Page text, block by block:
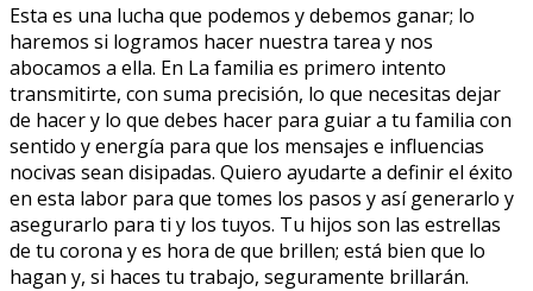
Esta es una lucha que podemos y debemos ganar; lo
haremos si logramos hacer nuestra tarea y nos
abocamos a ella. En La familia es primero intento
transmitirte, con suma precisión, lo que necesitas dejar
de hacer y lo que debes hacer para guiar a tu familia con
sentido y energía para que los mensajes e influencias
nocivas sean disipadas. Quiero ayudarte a definir el éxito
en esta labor para que tomes los pasos y así generarlo y
asegurarlo para ti y los tuyos. Tu hijos son las estrellas
de tu corona y es hora de que brillen; está bien que lo
hagan y, si haces tu trabajo, seguramente brillarán.